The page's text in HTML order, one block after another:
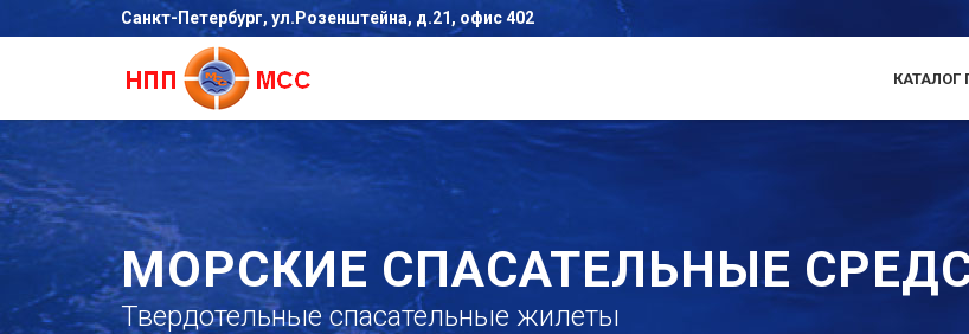
Санкт-Петербург, ул.Розенштейна, д.21, офис 402
МОРСКИЕ СПАСАТЕЛЬНЫЕ
Твердотельные спасательные жилеты